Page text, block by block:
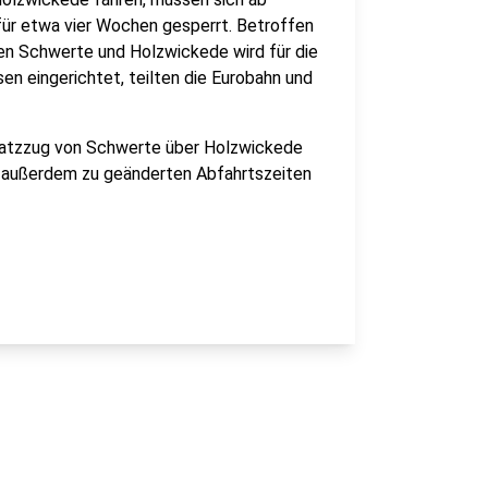
etwa vier Wochen gesperrt. Betroffen
Schwerte und Holzwickede wird für die
eingerichtet, teilten die Eurobahn und
von Schwerte über Holzwickede
zu geänderten Abfahrtszeiten